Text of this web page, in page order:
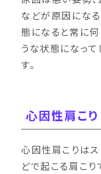
などが原因にな
態になると常に
うな状態になっ
す。
心因性肩こり
心因性肩こりはス
どで起こる肩こり